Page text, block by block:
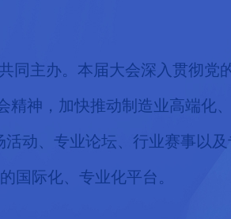
同主办。本届大会深入贯彻党
精神，加快推动制造业高端化
动、专业论坛、行业赛事以及
国际化、专业化平台。